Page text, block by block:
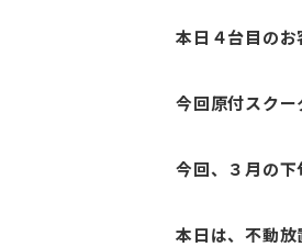
本日４台目の
今回原付スクー
今回、３月の
本日は、不動